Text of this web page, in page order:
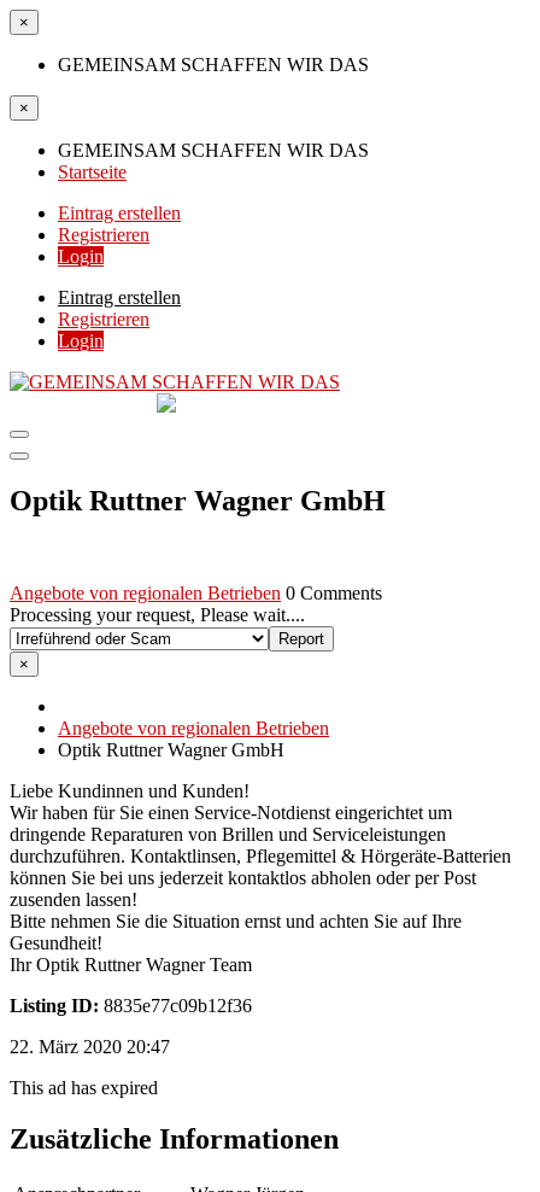
×
GEMEINSAM SCHAFFEN WIR DAS
×
GEMEINSAM SCHAFFEN WIR DAS
Startseite
Eintrag erstellen
Registrieren
Login
Eintrag erstellen
Registrieren
Login
Optik Ruttner Wagner GmbH
Angebote von regionalen Betrieben 0 Comments
Processing your request, Please wait....
×
Angebote von regionalen Betrieben
Optik Ruttner Wagner GmbH
Liebe Kundinnen und Kunden!
Wir haben für Sie einen Service-Notdienst eingerichtet um
dringende Reparaturen von Brillen und Serviceleistungen
durchzuführen. Kontaktlinsen, Pflegemittel & Hörgeräte-Batterien
können Sie bei uns jederzeit kontaktlos abholen oder per Post
zusenden lassen!
Bitte nehmen Sie die Situation ernst und achten Sie auf Ihre
Gesundheit!
Ihr Optik Ruttner Wagner Team
Listing ID: 8835e77c09b12f36
22. März 2020 20:47
This ad has expired
Zusätzliche Informationen